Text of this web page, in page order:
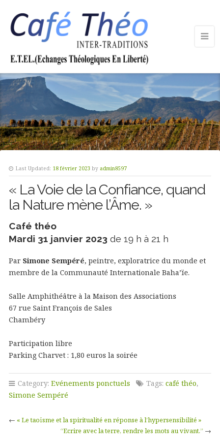
Last Updated: 18 février 2023 by admin8597
« La Voie de la Confiance, quand
la Nature mène l’Âme. »
Café théo
Mardi 31 janvier 2023 de 19 h à 21 h
Par Simone Sempéré, peintre, exploratrice du monde et
membre de la Communauté Internationale Baha’ïe.
Salle Amphithéâtre à la Maison des Associations
67 rue Saint François de Sales
Chambéry
Participation libre
Parking Charvet : 1,80 euros la soirée
Category: Evénements ponctuels Tags: café théo,
Simone Sempéré
← « Le taoïsme et la spiritualité en réponse à l’hypersensibilité »
“Ecrire avec la terre, rendre les mots au vivant.” →